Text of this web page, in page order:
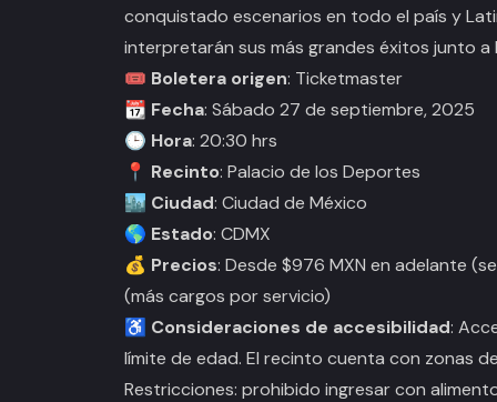
conquistado escenarios en todo el país y
interpretarán sus más grandes éxitos junto
🎟️ Boletera origen: Ticketmaster
📆 Fecha: Sábado 27 de septiembre, 2025
🕒 Hora: 20:30 hrs
📍 Recinto: Palacio de los Deportes
🏙️ Ciudad: Ciudad de México
🌎 Estado: CDMX
💰 Precios: Desde $976 MXN en adelante
(más cargos por servicio)
♿ Consideraciones de accesibilidad:
límite de edad. El recinto cuenta con zonas
Restricciones: prohibido ingresar con